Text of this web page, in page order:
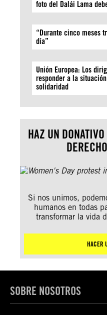
foto del Dalái Lama
“Durante cinco meses
día”
Unión Europea: Los
responder a la
solidaridad
HAZ UN
Si nos unimos,
humanos en todas
transformar la vida
HACER
SOBRE NOSOTROS